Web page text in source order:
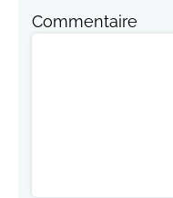
Commentaire